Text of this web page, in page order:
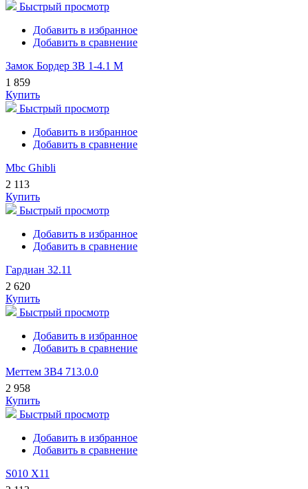
Быстрый просмотр
Добавить в избранное
Добавить в сравнение
Замок Бордер ЗВ 1-4.1 М
1 859
Купить
Быстрый просмотр
Добавить в избранное
Добавить в сравнение
Mbc Ghibli
2 113
Купить
Быстрый просмотр
Добавить в избранное
Добавить в сравнение
Гардиан 32.11
2 620
Купить
Быстрый просмотр
Добавить в избранное
Добавить в сравнение
Меттем ЗВ4 713.0.0
2 958
Купить
Быстрый просмотр
Добавить в избранное
Добавить в сравнение
S010 X11